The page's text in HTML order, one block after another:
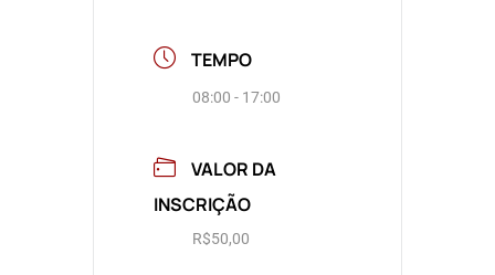
TEMPO
08:00 - 17:00
VALOR DA
INSCRIÇÃO
R$50,00